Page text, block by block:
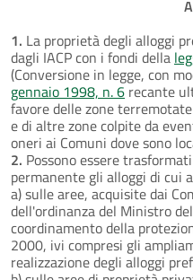
1. La proprietà degli alloggi
dagli IACP con i fondi della
(Conversione in legge, con
gennaio 1998, n. 6 recante
favore delle zone
e di altre zone colpite da
oneri ai Comuni dove sono
2. Possono essere
permanente gli alloggi di cui
a) sulle aree, acquisite dai
dell'ordinanza del Ministro
coordinamento della
2000, ivi compresi gli
realizzazione degli alloggi